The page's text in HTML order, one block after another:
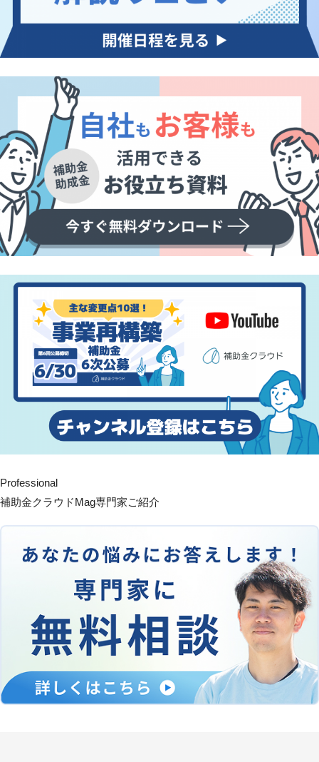
Professional
補助金クラウドMag専門家ご紹介